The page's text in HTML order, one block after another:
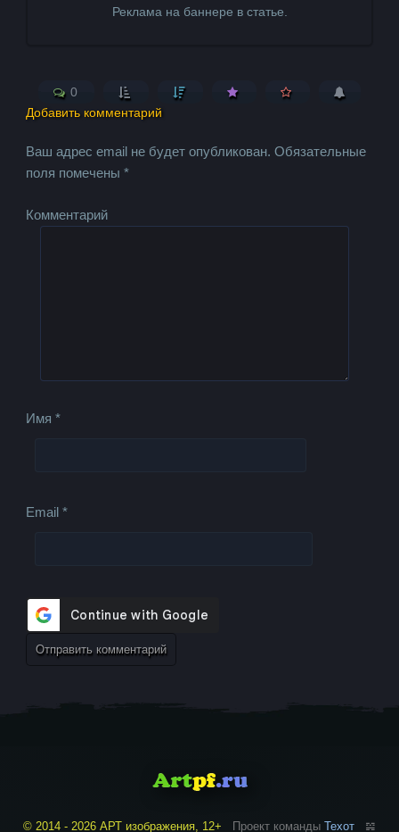
Реклама на баннере в статье.
0
Добавить комментарий
Ваш адрес email не будет опубликован. Обязательные
поля помечены*
Комментарий
Имя*
Email*
© 2014 - 2026 АРТ изображения, 12+ Проект команды Техот 𝌴